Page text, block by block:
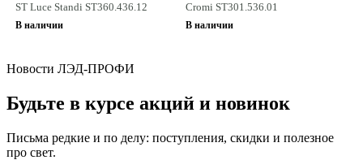
ST Luce Standi ST360.436.12
В наличии
Cromi ST301.536.01
В наличии
Новости ЛЭД-ПРОФИ
Будьте в курсе акций и новинок
Письма редкие и по делу: поступления, скидки и полезное
про свет.